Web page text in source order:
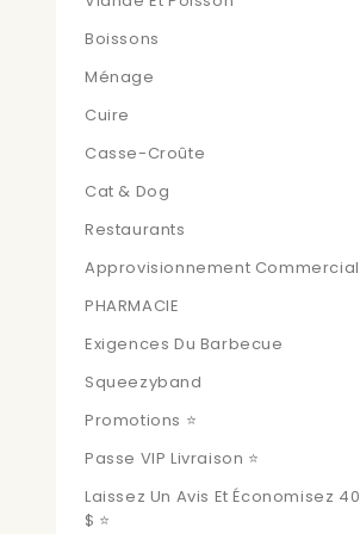
Boissons
Ménage
Cuire
Casse-Croûte
Cat & Dog
Restaurants
Approvisionnement Commercial
PHARMACIE
Exigences Du Barbecue
Squeezyband
Promotions ⭐
Passe VIP Livraison ⭐
Laissez Un Avis Et Économisez 40
$ ⭐